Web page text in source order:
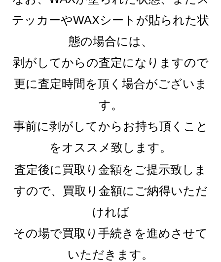
テッカーやWAXシートが貼られた状
態の場合には、
剥がしてからの査定になりますので
更に査定時間を頂く場合がございま
す。
事前に剥がしてからお持ち頂くこと
をオススメ致します。
査定後に買取り金額をご提示致しま
すので、買取り金額にご納得いただ
ければ
その場で買取り手続きを進めさせて
いただきます。